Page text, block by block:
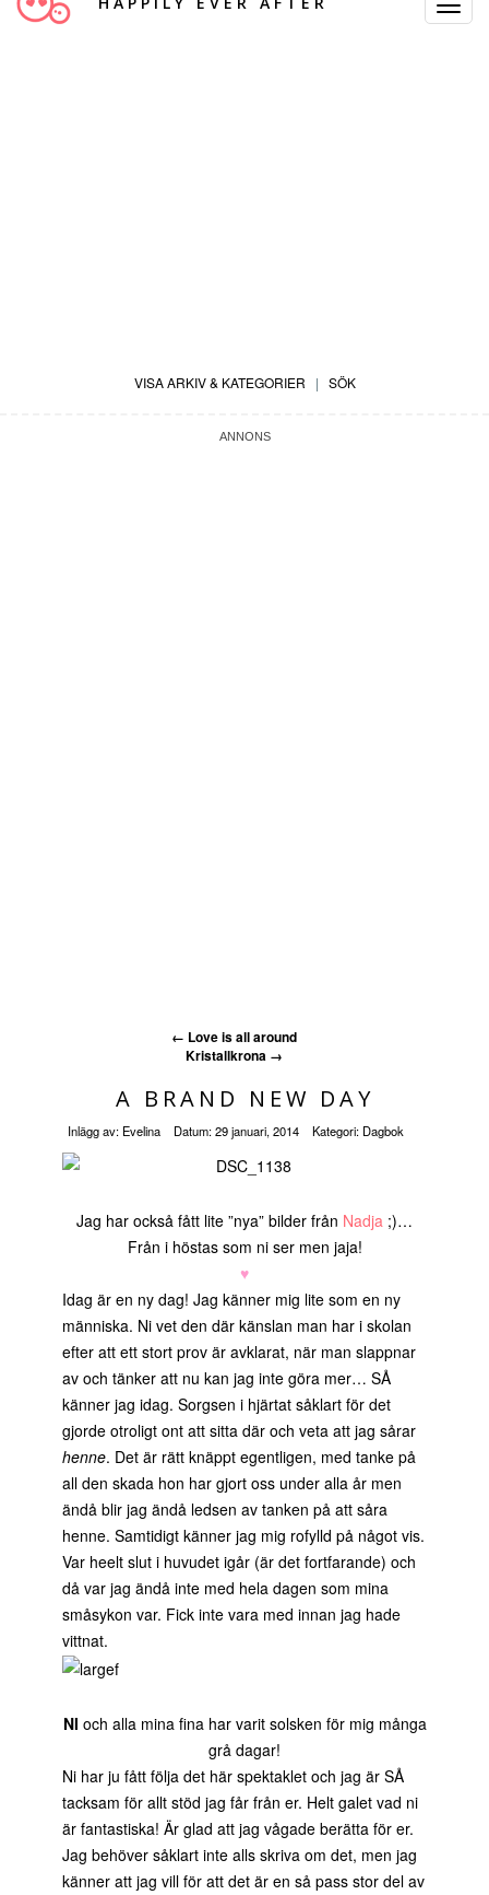
Toggle
VISA ARKIV & KATEGORIER | SÖK
← Love is all around
Kristallkrona →
A BRAND NEW DAY
Inlägg av: Evelina Datum:29 januari, 2014 Kategori: Dagbok
Jag har också fått lite ”nya” bilder från Nadja ;)…
Från i höstas som ni ser men jaja!
♥
Idag är en ny dag! Jag känner mig lite som en ny
människa. Ni vet den där känslan man har i skolan
efter att ett stort prov är avklarat, när man slappnar
av och tänker att nu kan jag inte göra mer… SÅ
känner jag idag. Sorgsen i hjärtat såklart för det
gjorde otroligt ont att sitta där och veta att jag sårar
henne. Det är rätt knäppt egentligen, med tanke på
all den skada hon har gjort oss under alla år men
ändå blir jag ändå ledsen av tanken på att såra
henne. Samtidigt känner jag mig rofylld på något vis.
Var heelt slut i huvudet igår (är det fortfarande) och
då var jag ändå inte med hela dagen som mina
småsykon var. Fick inte vara med innan jag hade
vittnat.
NI och alla mina fina har varit solsken för mig många
grå dagar!
Ni har ju fått följa det här spektaklet och jag är SÅ
tacksam för allt stöd jag får från er. Helt galet vad ni
är fantastiska! Är glad att jag vågade berätta för er.
Jag behöver såklart inte alls skriva om det, men jag
känner att jag vill för att det är en så pass stor del av